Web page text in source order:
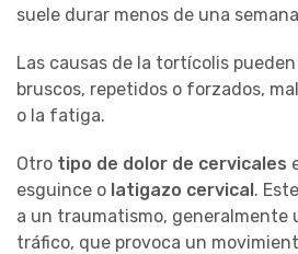
suele durar menos de una
Las causas de la tortícolis
bruscos, repetidos o forzados,
o la fatiga.
Otro tipo de dolor de cervicales
esguince o latigazo cervical.
a un traumatismo, generalmente
tráfico, que provoca un